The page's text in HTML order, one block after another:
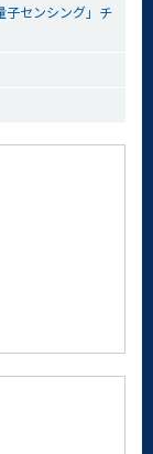
子センシング」チ